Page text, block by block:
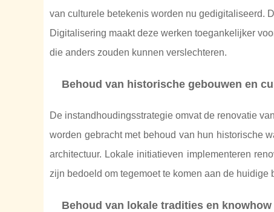
van culturele betekenis worden nu gedigitaliseerd.
Digitalisering maakt deze werken toegankelijker
die anders zouden kunnen verslechteren.
Behoud van historische gebouwen en
De instandhoudingsstrategie omvat de renovatie
worden gebracht met behoud van hun historische
architectuur. Lokale initiatieven implementeren
zijn bedoeld om tegemoet te komen aan de
Behoud van lokale tradities en knowhow